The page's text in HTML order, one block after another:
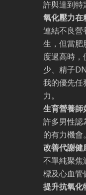
許與達到特
氧化壓力在
連結不良營
生，但當肥
度過高時
少、精子
我的優先任
力。
生育營養師
許多男性認
的有力機會
改善代謝健
不單純聚焦
標及心血管
提升抗氧化